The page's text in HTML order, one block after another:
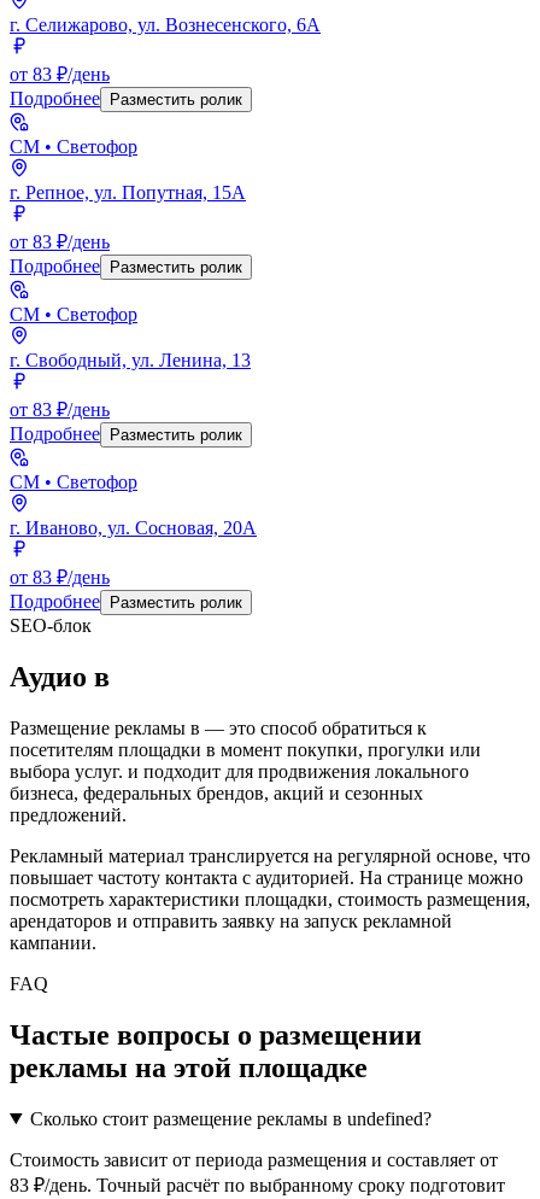
г. Селижарово, ул. Вознесенского, 6А
от 83 ₽/день
Подробнее
Разместить ролик
СМ • Светофор
г. Репное, ул. Попутная, 15А
от 83 ₽/день
Подробнее
Разместить ролик
СМ • Светофор
г. Свободный, ул. Ленина, 13
от 83 ₽/день
Подробнее
Разместить ролик
СМ • Светофор
г. Иваново, ул. Сосновая, 20А
от 83 ₽/день
Подробнее
Разместить ролик
SEO-блок
Аудио в
Размещение рекламы в — это способ обратиться к
посетителям площадки в момент покупки, прогулки или
выбора услуг. и подходит для продвижения локального
бизнеса, федеральных брендов, акций и сезонных
предложений.
Рекламный материал транслируется на регулярной основе, что
повышает частоту контакта с аудиторией. На странице можно
посмотреть характеристики площадки, стоимость размещения,
арендаторов и отправить заявку на запуск рекламной
кампании.
FAQ
Частые вопросы о размещении
рекламы на этой площадке
Сколько стоит размещение рекламы в undefined?
Стоимость зависит от периода размещения и составляет от
83 ₽/день. Точный расчёт по выбранному сроку подготовит